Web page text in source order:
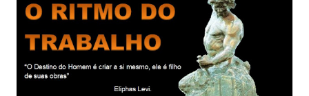
círculo cada vez maior de Paz e Harmonia. CONSAGRAÇÃO
DO APOSENTO Dentro do Círculo Infinito da Divina
Presença que me envolve inteiramente Afirmo: Há uma só
presença aqui: é a presença da Harmonia, que faz vibrar
todos os corações de Felicidade e Alegria. Quem quer que